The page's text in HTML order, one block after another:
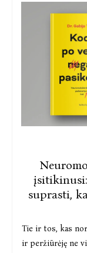
suprasti,
Tie ir tos, kas
ir peržiūrėję ne